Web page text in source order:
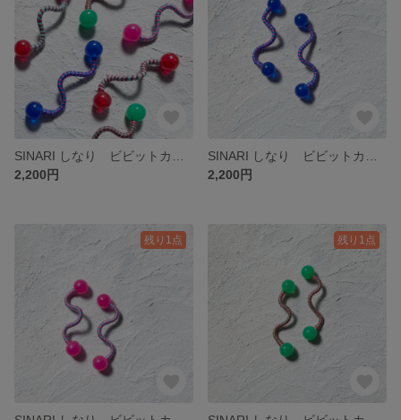
2,200円
2,200円
残り1点 残り1点